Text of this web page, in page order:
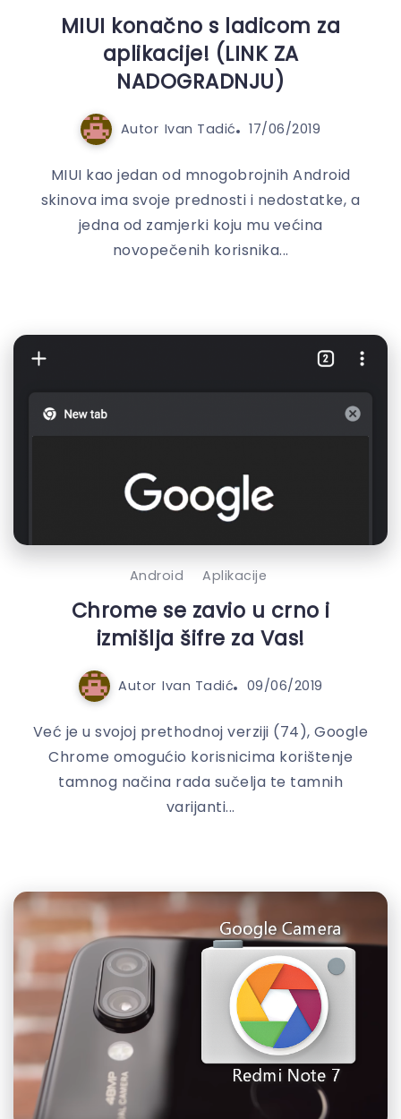
MIUI konačno s ladicom za
aplikacije! (LINK ZA
NADOGRADNJU)
Autor Ivan Tadić 17/06/2019
MIUI kao jedan od mnogobrojnih Android
skinova ima svoje prednosti i nedostatke, a
jedna od zamjerki koju mu većina
novopečenih korisnika...
Android Aplikacije
Chrome se zavio u crno i
izmišlja šifre za Vas!
Autor Ivan Tadić 09/06/2019
Već je u svojoj prethodnoj verziji (74), Google
Chrome omogućio korisnicima korištenje
tamnog načina rada sučelja te tamnih
varijanti...